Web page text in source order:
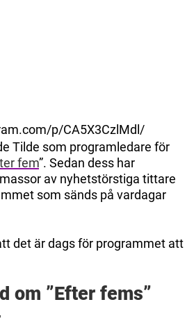
p/CA5X3CzlMdl/
Tilde som programledare för
fem”. Sedan dess har
av nyhetstörstiga tittare
som sänds på vardagar
det är dags för programmet att
om ”Efter fems”